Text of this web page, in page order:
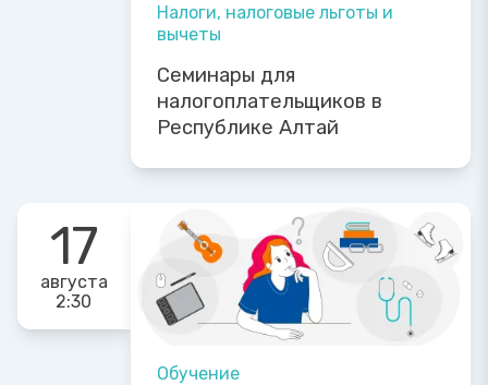
Налоги, налоговые льготы и
вычеты
Семинары для
налогоплательщиков в
Республике Алтай
17
августа
2:30
Обучение